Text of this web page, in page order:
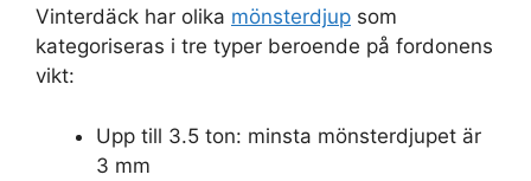
Vinterdäck har olika mönsterdjup som
kategoriseras i tre typer beroende på fordonens
vikt:
Upp till 3.5 ton: minsta mönsterdjupet är
3 mm